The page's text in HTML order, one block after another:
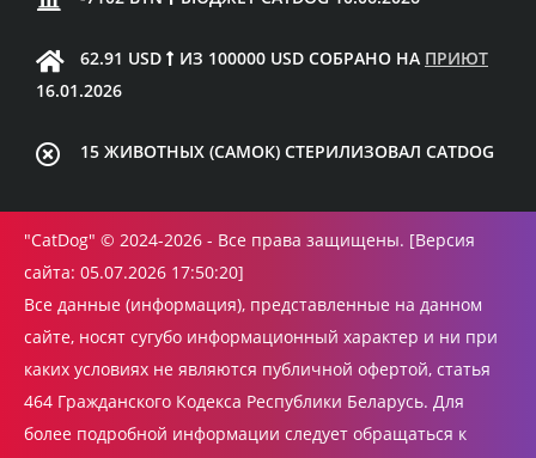
62.91 USD ИЗ 100000 USD СОБРАНО НА ПРИЮТ
16.01.2026
15 ЖИВОТНЫХ (САМОК) СТЕРИЛИЗОВАЛ CATDOG
"CatDog" © 2024-2026 - Все права защищены. [Версия
сайта: 05.07.2026 17:50:20]
Все данные (информация), представленные на данном
сайте, носят сугубо информационный характер и ни при
каких условиях не являются публичной офертой, статья
464 Гражданского Кодекса Республики Беларусь. Для
более подробной информации следует обращаться к